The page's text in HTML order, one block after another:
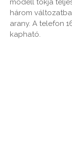
három
arany. A telefon
kapható.